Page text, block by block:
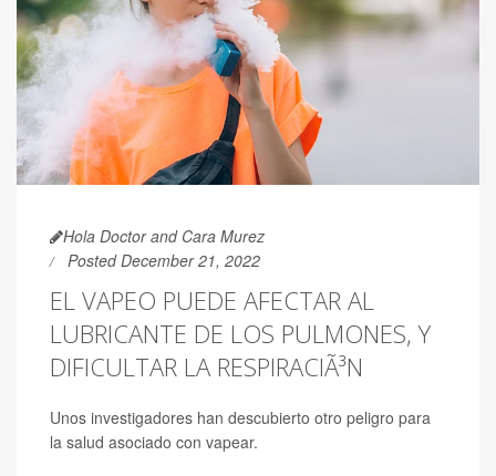
Hola Doctor and Cara Murez
Posted December 21, 2022
EL VAPEO PUEDE AFECTAR AL
LUBRICANTE DE LOS PULMONES, Y
DIFICULTAR LA RESPIRACIÃ³N
Unos investigadores han descubierto otro peligro para
la salud asociado con vapear.